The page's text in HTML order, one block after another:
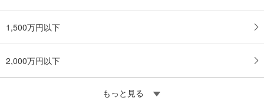
1,500万円以下
2,000万円以下
もっと見る